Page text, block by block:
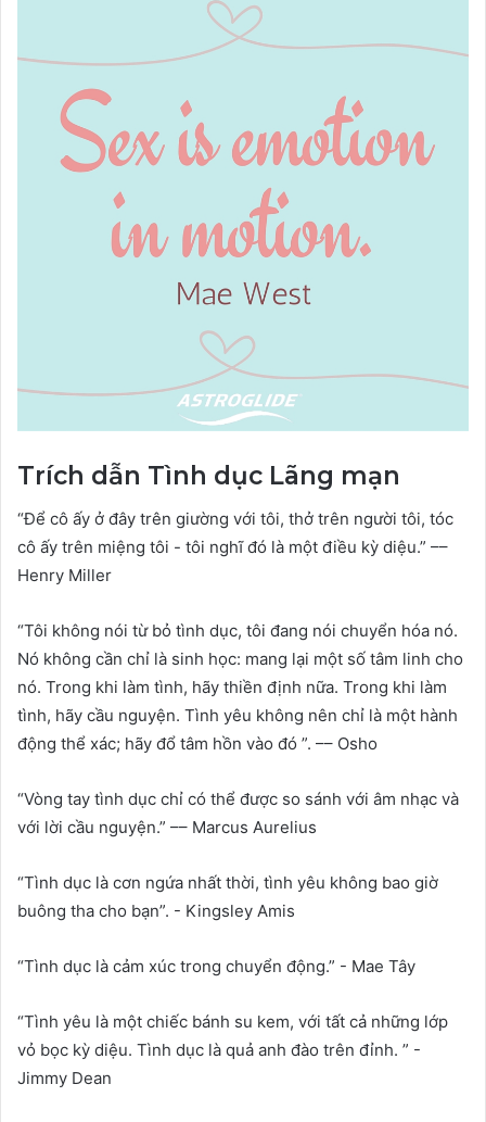
Trích dẫn Tình dục Lãng mạn
“Để cô ấy ở đây trên giường với tôi, thở trên người tôi, tóc
cô ấy trên miệng tôi - tôi nghĩ đó là một điều kỳ diệu.” ––
Henry Miller
“Tôi không nói từ bỏ tình dục, tôi đang nói chuyển hóa nó.
Nó không cần chỉ là sinh học: mang lại một số tâm linh cho
nó. Trong khi làm tình, hãy thiền định nữa. Trong khi làm
tình, hãy cầu nguyện. Tình yêu không nên chỉ là một hành
động thể xác; hãy đổ tâm hồn vào đó ”. –– Osho
“Vòng tay tình dục chỉ có thể được so sánh với âm nhạc và
với lời cầu nguyện.” –– Marcus Aurelius
“Tình dục là cơn ngứa nhất thời, tình yêu không bao giờ
buông tha cho bạn”. - Kingsley Amis
“Tình dục là cảm xúc trong chuyển động.” - Mae Tây
“Tình yêu là một chiếc bánh su kem, với tất cả những lớp
vỏ bọc kỳ diệu. Tình dục là quả anh đào trên đỉnh. ” -
Jimmy Dean